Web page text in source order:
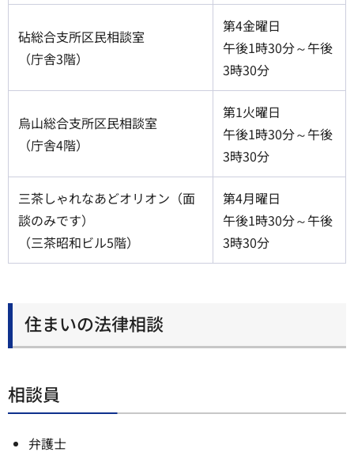
砧総合支所区民相談室
（庁舎3階）
第4金曜日
午後1時30分～午後
3時30分
烏山総合支所区民相談室
（庁舎4階）
第1火曜日
午後1時30分～午後
3時30分
三茶しゃれなあどオリオン（面
談のみです）
（三茶昭和ビル5階）
第4月曜日
午後1時30分～午後
3時30分
住まいの法律相談
相談員
弁護士